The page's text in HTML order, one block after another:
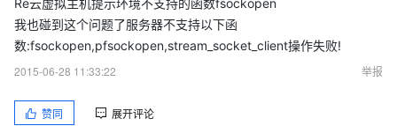
Re云虚拟主机提示环境不支持的函数fsockopen
我也碰到这个问题了服务器不支持以下函
数:fsockopen,pfsockopen,stream_socket_client操作失败!
2015-06-28 11:33:22
举报
赞同 展开评论